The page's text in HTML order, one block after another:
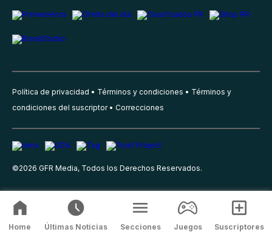
Política de privacidad Términos y condiciones
Términos y
condiciones del suscriptor
Correcciones
©2026 GFR Media, Todos los Derechos Reservados.
Home Últimas Noticias Secciones Juegos Suscriptores